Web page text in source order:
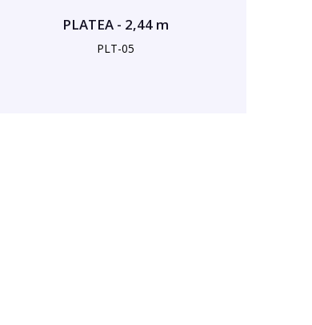
PLATEA - 2,44 m
PLT-05